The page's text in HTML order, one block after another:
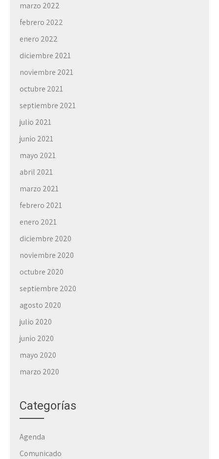
marzo 2022
febrero 2022
enero 2022
diciembre 2021
noviembre 2021
octubre 2021
septiembre 2021
julio 2021
junio 2021
mayo 2021
abril 2021
marzo 2021
febrero 2021
enero 2021
diciembre 2020
noviembre 2020
octubre 2020
septiembre 2020
agosto 2020
julio 2020
junio 2020
mayo 2020
marzo 2020
Categorías
Agenda
Comunicado